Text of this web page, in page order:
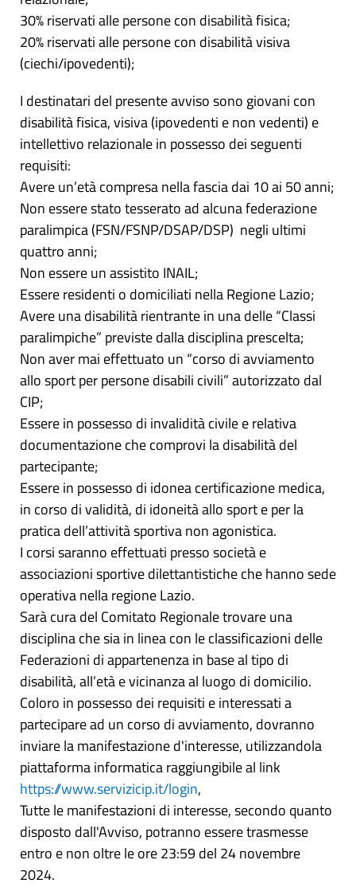
30% riservati alle persone con disabilità fisica;
20% riservati alle persone con disabilità visiva
(ciechi/ipovedenti);
I destinatari del presente avviso sono giovani con
disabilità fisica, visiva (ipovedenti e non vedenti) e
intellettivo relazionale in possesso dei seguenti
requisiti:
Avere un’età compresa nella fascia dai 10 ai 50 anni;
Non essere stato tesserato ad alcuna federazione
paralimpica (FSN/FSNP/DSAP/DSP) negli ultimi
quattro anni;
Non essere un assistito INAIL;
Essere residenti o domiciliati nella Regione Lazio;
Avere una disabilità rientrante in una delle “Classi
paralimpiche” previste dalla disciplina prescelta;
Non aver mai effettuato un “corso di avviamento
allo sport per persone disabili civili” autorizzato dal
CIP;
Essere in possesso di invalidità civile e relativa
documentazione che comprovi la disabilità del
partecipante;
Essere in possesso di idonea certificazione medica,
in corso di validità, di idoneità allo sport e per la
pratica dell’attività sportiva non agonistica.
I corsi saranno effettuati presso società e
associazioni sportive dilettantistiche che hanno sede
operativa nella regione Lazio.
Sarà cura del Comitato Regionale trovare una
disciplina che sia in linea con le classificazioni delle
Federazioni di appartenenza in base al tipo di
disabilità, all’età e vicinanza al luogo di domicilio.
Coloro in possesso dei requisiti e interessati a
partecipare ad un corso di avviamento, dovranno
inviare la manifestazione d'interesse, utilizzandola
piattaforma informatica raggiungibile al link
https://www.servizicip.it/login,
Tutte le manifestazioni di interesse, secondo quanto
disposto dall'Avviso, potranno essere trasmesse
entro e non oltre le ore 23:59 del 24 novembre
2024.